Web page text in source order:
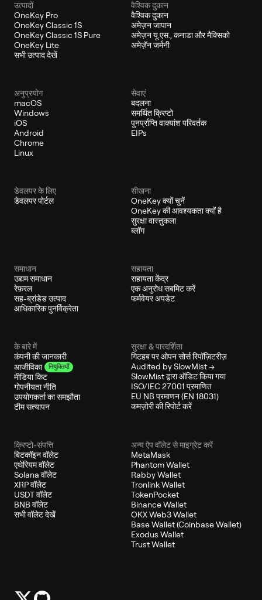
उत्पादों
OneKey Pro
OneKey Classic 1S
OneKey Classic 1S Pure
OneKey Lite
सभी उत्पाद देखें
वैश्विक दुकान
वैश्विक दुकान
अमेज़न जापान
अमेज़न यू.एस., कनाडा और मैक्सिको
अमेज़ॅन जर्मनी
अनुप्रयोग
macOS
Windows
iOS
Android
Chrome
Linux
सेवाएं
बदलना
समर्थित क्रिप्टो
पुनर्प्राप्ति वाक्यांश परिवर्तक
EIPs
डेवलपर के लिए
डेवलपर पोर्टल
सीखना
OneKey क्यों चुनें
OneKey की आवश्यकता क्यों है
सुरक्षा वास्तुकला
ब्लॉग
समाधान
उद्यम समाधान
रेफ़रल
सह-ब्रांडेड उत्पाद
आधिकारिक पुनर्विक्रेता
सहायता
सहायता केंद्र
एक अनुरोध सबमिट करें
फर्मवेयर अपडेट
के बारे में
कंपनी की जानकारी
आजीविका
नियुक्तियाँ
मीडिया किट
गोपनीयता नीति
उपयोगकर्ता का समझौता
टीम सत्यापन
सुरक्षा & पारदर्शिता
गिटहब पर ओपन सोर्स रिपॉज़िटरीज़
Audited by SlowMist →
SlowMist द्वारा ऑडिट किया गया
ISO/IEC 27001 प्रमाणित
EU NB प्रमाणन (EN 18031)
कमज़ोरी की रिपोर्ट करें
क्रिप्टो-संपत्ति
बिटकॉइन वॉलेट
एथेरियम वॉलेट
Solana वॉलेट
XRP वॉलेट
USDT वॉलेट
BNB वॉलेट
सभी वॉलेट देखें
अन्य ऐप वॉलेट से माइग्रेट करें
MetaMask
Phantom Wallet
Rabby Wallet
Tronlink Wallet
TokenPocket
Binance Wallet
OKX Web3 Wallet
Base Wallet (Coinbase Wallet)
Exodus Wallet
Trust Wallet